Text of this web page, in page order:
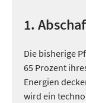
1.
Die bisherige
65 Prozent
Energien
wird ein